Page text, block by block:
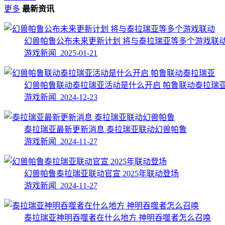
更多 最新资讯
幻兽帕鲁公布未来更新计划 将与泰拉瑞亚等多个游戏联
游戏新闻 2025-01-21
幻兽帕鲁联动泰拉瑞亚活动是什么开启 帕鲁联动泰拉瑞
游戏新闻 2024-12-23
泰拉瑞亚最新更新消息 泰拉瑞亚联动幻兽帕鲁
游戏新闻 2024-11-27
幻兽帕鲁泰拉瑞亚联动官宣 2025年联动登场
游戏新闻 2024-11-27
泰拉瑞亚神明吞噬者在什么地方 神明吞噬者怎么召唤